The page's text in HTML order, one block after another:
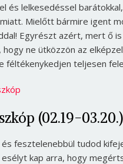
és lelkesedéssel
Mielőtt bármire igent
Egyrészt azért, mert ő
ne ütközzön az
féltékenykedjen teljesen
(02.19-03.20.)
fesztelenebbül tudod
kap arra, hogy